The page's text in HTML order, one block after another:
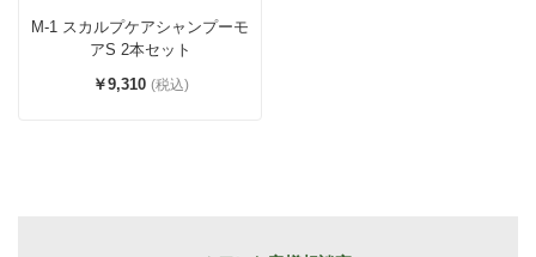
M-1 スカルプケアシャンプーモ
アS 2本セット
￥9,310 (税込)